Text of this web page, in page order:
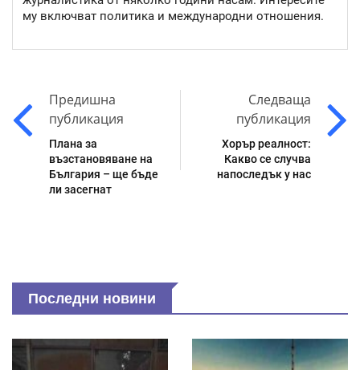
му включват политика и международни отношения.
Предишна
публикация
Плана за
възстановяване на
България – ще бъде
ли засегнат
Следваща
публикация
Хорър реалност:
Какво се случва
напоследък у нас
Последни новини